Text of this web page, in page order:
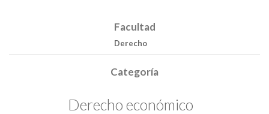
Facultad
Derecho
Categoría
Derecho económico